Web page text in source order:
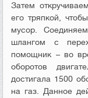
Затем
его тряпкой,
мусор.
шлангом с
помощник – во
оборотов
достигала 1500
на газ. Данное